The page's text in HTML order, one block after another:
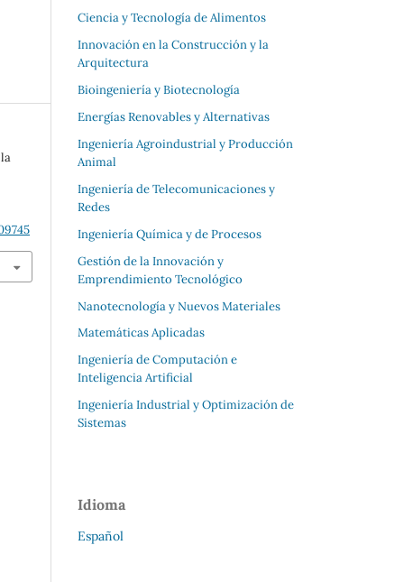
Ciencia y Tecnología de Alimentos
Innovación en la Construcción y la
Arquitectura
Bioingeniería y Biotecnología
Energías Renovables y Alternativas
Ingeniería Agroindustrial y Producción
Animal
Ingeniería de Telecomunicaciones y
Redes
Ingeniería Química y de Procesos
Gestión de la Innovación y
Emprendimiento Tecnológico
Nanotecnología y Nuevos Materiales
Matemáticas Aplicadas
Ingeniería de Computación e
Inteligencia Artificial
Ingeniería Industrial y Optimización de
Sistemas
Idioma
Español